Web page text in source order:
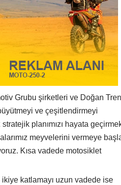
Grubu şirketleri ve Doğan
ve çeşitlendirmeyi
stratejik planımızı hayata
meyvelerini vermeye
Kısa vadede motosiklet
katlamayı uzun vadede ise